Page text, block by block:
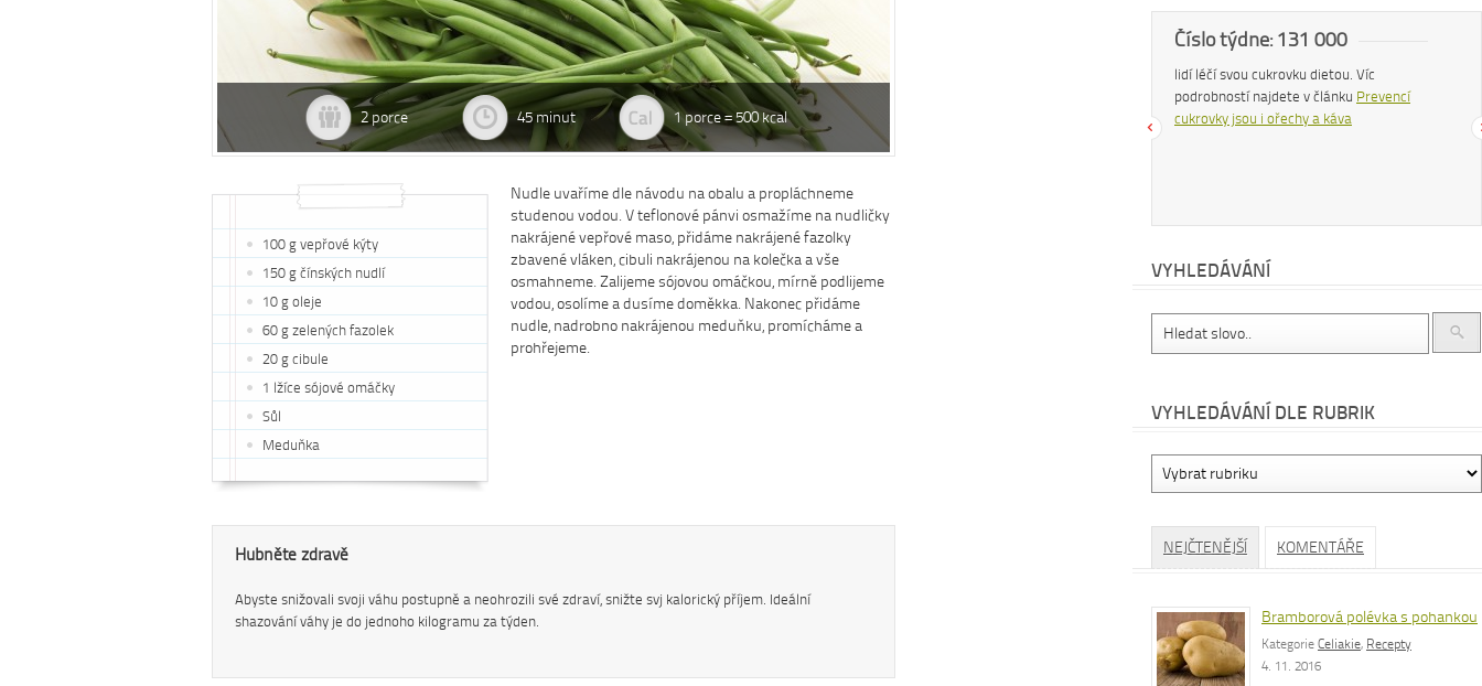
2 porce 45 minut 1 porce = 500 kcal
100 g vepřové kýty
150 g čínských nudlí
10 g oleje
60 g zelených fazolek
20 g cibule
1 lžíce sójové omáčky
Sůl
Meduňka
Nudle uvaříme dle návodu na obalu a propláchneme
studenou vodou. V teflonové pánvi osmažíme na nudličky
nakrájené vepřové maso, přidáme nakrájené fazolky
zbavené vláken, cibuli nakrájenou na kolečka a vše
osmahneme. Zalijeme sójovou omáčkou, mírně podlijeme
vodou, osolíme a dusíme doměkka. Nakonec přidáme
nudle, nadrobno nakrájenou meduňku, promícháme a
prohřejeme.
Hubněte zdravě
Abyste snižovali svoji váhu postupně a neohrozili své zdraví, snižte svj kalorický příjem. Ideální
shazování váhy je do jednoho kilogramu za týden.
Číslo týdne: 131 000
lidí léčí svou cukrovku dietou. Víc
podrobností najdete v článku Prevencí
cukrovky jsou i ořechy a káva
cítit
VYHLEDÁVÁNÍ
VYHLEDÁVÁNÍ DLE RUBRIK
dle
NEJČTENĚJŠÍ KOMENTÁŘE
Bramborová polévka s pohankou
Kategorie Celiakie, Recepty
4. 11. 2016